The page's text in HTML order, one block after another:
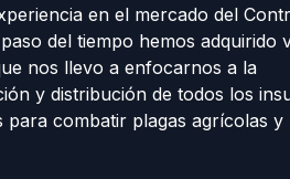
en el mercado del
del tiempo hemos adquirido
nos llevo a enfocarnos a la
y distribución de todos los
para combatir plagas agrícolas